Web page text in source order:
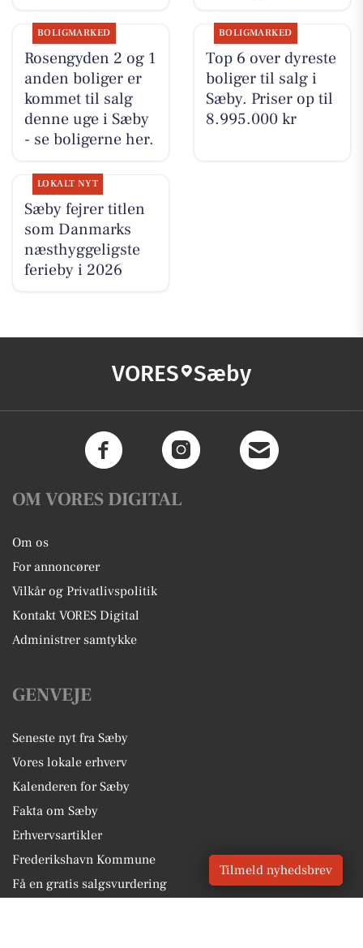
BOLIGMARKED
Rosengyden 2 og 1
anden boliger er
kommet til salg
denne uge i Sæby
- se boligerne her.
BOLIGMARKED
Top 6 over dyreste
boliger til salg i
Sæby. Priser op til
8.995.000 kr
LOKALT NYT
Sæby fejrer titlen
som Danmarks
næsthyggeligste
ferieby i 2026
VORES Sæby
OM VORES DIGITAL
Om os
For annoncører
Vilkår og Privatlivspolitik
Kontakt VORES Digital
Administrer samtykke
GENVEJE
Seneste nyt fra Sæby
Vores lokale erhverv
Kalenderen for Sæby
Fakta om Sæby
Erhvervsartikler
Frederikshavn Kommune
Få en gratis salgsvurdering
Tilmeld nyhedsbrev